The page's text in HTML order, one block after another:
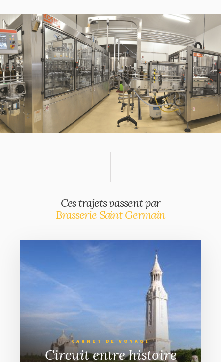
Ces trajets passent par
Brasserie Saint Germain
CARNET DE VOYAGE
Circuit entre histoire